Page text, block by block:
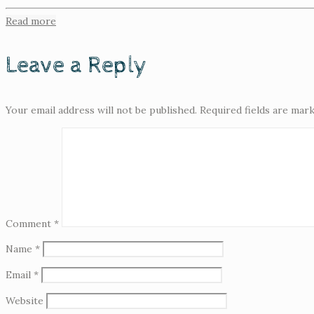
Read more
Leave a Reply
Your email address will not be published. Required fields are
Comment *
Name *
Email *
Website